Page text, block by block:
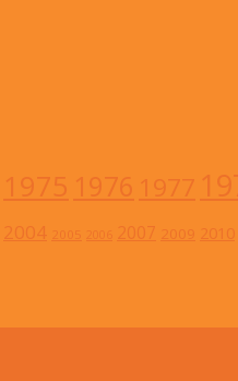
1975 1976 1977
2004 2005 2006 2007 2009 2010